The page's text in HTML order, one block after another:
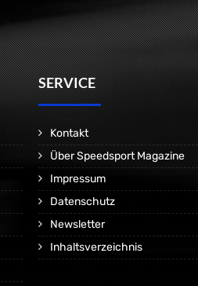
SERVICE
Kontakt
Über Speedsport Magazine
Impressum
Datenschutz
Newsletter
Inhaltsverzeichnis